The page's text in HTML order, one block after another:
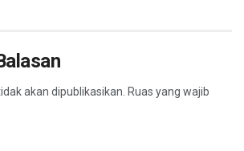
akan dipublikasikan. Ruas yang wajib